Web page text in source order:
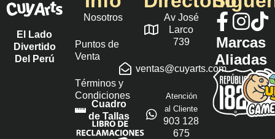
El Lado
Divertido
Del Perú
Nosotros
Puntos de
Venta
Términos y
Condiciones
Cuadro
de Tallas
Av José
Larco
739
ventas@cuyarts.com
Atención
al Cliente
903 128
675
Marcas
Aliadas